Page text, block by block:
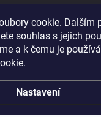
cookie. Dalším
souhlas s jejich
a k čemu je
.
Nastavení
kterým věříte už od
Vytvořil Shoptet